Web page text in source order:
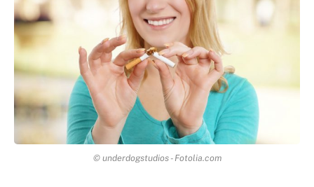
© underdogstudios - Fotolia.com